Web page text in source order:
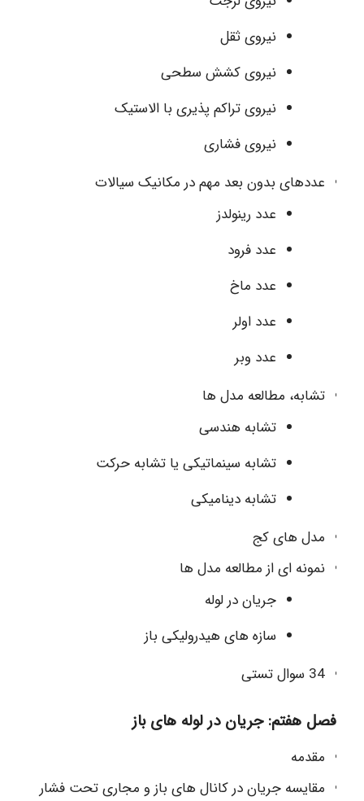
نیروی ثقل
نیروی کشش سطحی
نیروی تراکم پذیری با الاستیک
نیروی فشاری
عددهای بدون بعد مهم در مکانیک سیالات
عدد رینولدز
عدد فرود
عدد ماخ
عدد اولر
عدد وبر
تشابه، مطالعه مدل ها
تشابه هندسی
تشابه سینماتیکی یا تشابه حرکت
تشابه دینامیکی
مدل های کج
نمونه ای از مطالعه مدل ها
جریان در لوله
سازه های هیدرولیکی باز
34 سوال تستی
فصل هفتم: جریان در لوله های باز
مقدمه
مقایسه جریان در کانال های باز و مجاری تحت فشار